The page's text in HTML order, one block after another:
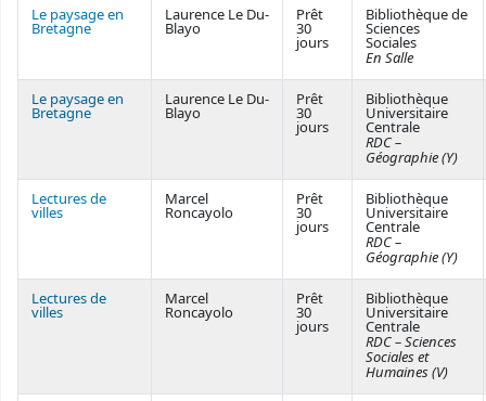
Le paysage en
Bretagne
Laurence Le Du-
Blayo
Prêt
30
jours
Bibliothèque de
Sciences
Sociales
En Salle
Le paysage en
Bretagne
Laurence Le Du-
Blayo
Prêt
30
jours
Bibliothèque
Universitaire
Centrale
RDC –
Géographie (Y)
Lectures de
villes
Marcel
Roncayolo
Prêt
30
jours
Bibliothèque
Universitaire
Centrale
RDC –
Géographie (Y)
Lectures de
villes
Marcel
Roncayolo
Prêt
30
jours
Bibliothèque
Universitaire
Centrale
RDC – Sciences
Sociales et
Humaines (V)